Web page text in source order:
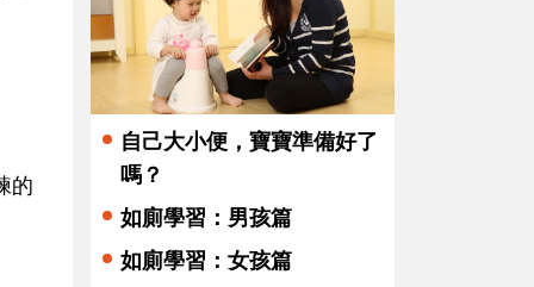
的
自己大小便，寶寶準備好了
嗎？
如廁學習：男孩篇
如廁學習：女孩篇